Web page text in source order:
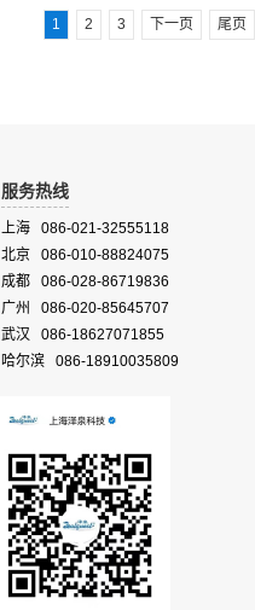
1
2 3 下一页 尾页
服务热线
上海 086-021-32555118
北京 086-010-88824075
成都 086-028-86719836
广州 086-020-85645707
武汉 086-18627071855
哈尔滨 086-18910035809